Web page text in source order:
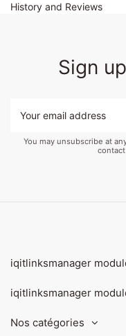
History and Reviews
Sign
You may unsubscribe at
iqitlinksmanager
iqitlinksmanager
Nos catégories